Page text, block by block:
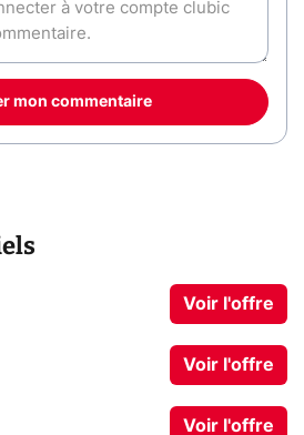
mon commentaire
Voir l'offre
Voir l'offre
Voir l'offre